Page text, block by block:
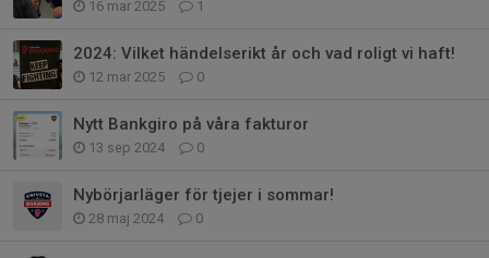
16 mar 2025 1
2024: Vilket händelserikt år och vad roligt vi haft!
12 mar 2025 0
Nytt Bankgiro på våra fakturor
13 sep 2024 0
Nybörjarläger för tjejer i sommar!
28 maj 2024 0